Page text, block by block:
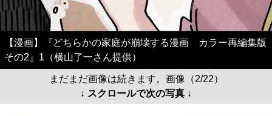
【漫画】『どちらかの家庭が崩壊する漫画 カラー再編集版
その2』1（横山了一さん提供）
まだまだ画像は続きます。画像（2/22）
↓ スクロールで次の写真 ↓